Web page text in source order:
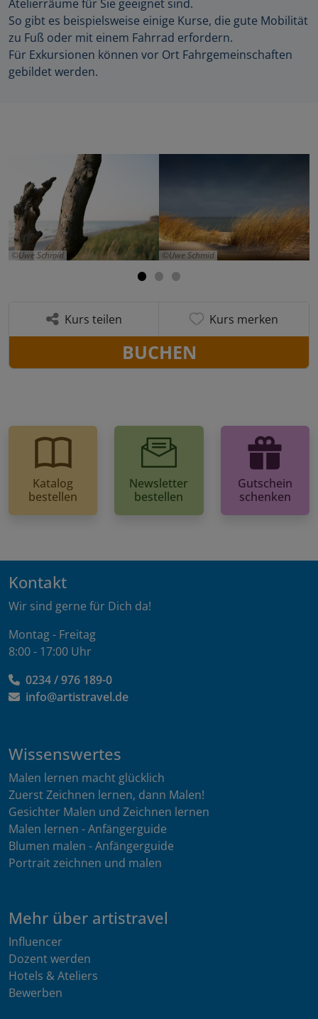
Atelierräume für Sie geeignet sind.
So gibt es beispielsweise einige Kurse, die gute Mobilität
zu Fuß oder mit einem Fahrrad erfordern.
Für Exkursionen können vor Ort Fahrgemeinschaften
gebildet werden.
Uwe Schmid Uwe Schmid
Kurs teilen Kurs merken
BUCHEN
Katalog
bestellen
Newsletter
bestellen
Gutschein
schenken
Kontakt
Wir sind gerne für Dich da!
Montag - Freitag
8:00 - 17:00 Uhr
0234 / 976 189-0
info@artistravel.de
Wissenswertes
Malen lernen macht glücklich
Zuerst Zeichnen lernen, dann Malen!
Gesichter Malen und Zeichnen lernen
Malen lernen - Anfängerguide
Blumen malen - Anfängerguide
Portrait zeichnen und malen
Mehr über artistravel
Influencer
Dozent werden
Hotels & Ateliers
Bewerben